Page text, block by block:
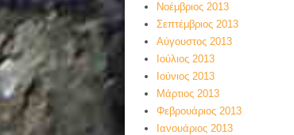
Νοέμβριος 2013
Σεπτέμβριος 2013
Αύγουστος 2013
Ιούλιος 2013
Ιούνιος 2013
Μάρτιος 2013
Φεβρουάριος 2013
Ιανουάριος 2013